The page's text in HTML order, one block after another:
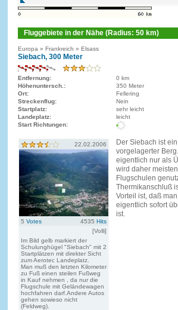
Fluggebiete in der Nähe (Radius: 50 km)
Europa » Frankreich » Elsass
Siebach, 300 Meter
Entfernung:
0 km
Höhenuntersch.:
350 Meter
Ort:
Fellering
Streckenflug:
Nein
Startplatz:
sehr leicht
Landeplatz:
leicht
Start Richtungen:
22.02.2006
5 Votes 4535 Hits
[Volli]
Im Bild gelb markiert der
Schulunghügel "Siebach" mit 2
Startplätzen mit direkter Sicht
zum Aerotec Landeplatz.
Man muß den letzten Kilometer
zu Fuß einen steilen Fußweg
in Kauf nehmen , da nur die
Flugschule mit Geländewagen
hochfahren darf.Andere Autos
gehen sowieso nicht
(Feldweg).
Der Siebach ist
vorgelagerter
eigentlich nur als
wird daher
Flugschulen
Thermikanschluß
Vorteil ist, daß
eigentlich sofort
ist.